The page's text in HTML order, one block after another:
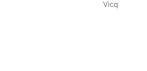
Vicq